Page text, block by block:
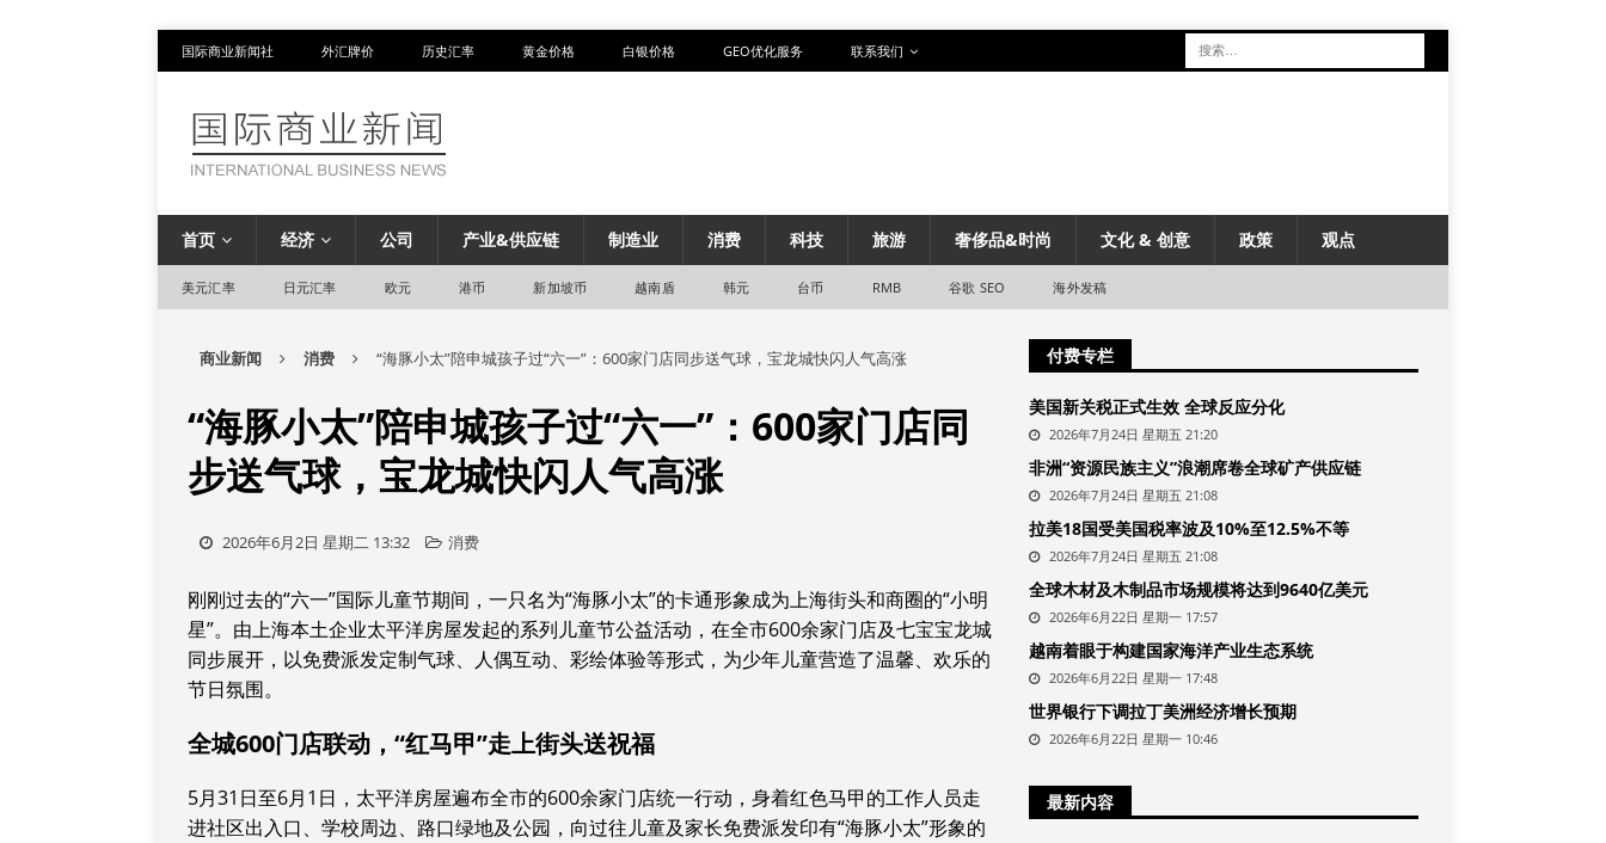
国际商业新闻社 外汇牌价 历史汇率 黄金价格 白银价格 GEO优化服务 联系我们
首页 经济 公司 产业&供应链 制造业 消费 科技 旅游 奢侈品&时尚 文化 & 创意 政策 观点
美元汇率 日元汇率 欧元 港币 新加坡币 越南盾 韩元 台币 RMB 谷歌 SEO 海外发稿
商业新闻 消费 “海豚小太”陪申城孩子过“六一”：600家门店同步送气球，宝龙城快闪人气高涨
“海豚小太”陪申城孩子过“六一”：600家门店同
步送气球，宝龙城快闪人气高涨
2026年6月2日 星期二 13:32 消费
刚刚过去的“六一”国际儿童节期间，一只名为“海豚小太”的卡通形象成为上海街头和商圈的“小明
星”。由上海本土企业太平洋房屋发起的系列儿童节公益活动，在全市600余家门店及七宝宝龙城
同步展开，以免费派发定制气球、人偶互动、彩绘体验等形式，为少年儿童营造了温馨、欢乐的
节日氛围。
全城600门店联动，“红马甲”走上街头送祝福
5月31日至6月1日，太平洋房屋遍布全市的600余家门店统一行动，身着红色马甲的工作人员走
进社区出入口、学校周边、路口绿地及公园，向过往儿童及家长免费派发印有“海豚小太”形象的
付费专栏
美国新关税正式生效 全球反应分化
2026年7月24日 星期五 21:20
非洲“资源民族主义”浪潮席卷全球矿产供应链
2026年7月24日 星期五 21:08
拉美18国受美国税率波及10%至12.5%不等
2026年7月24日 星期五 21:08
全球木材及木制品市场规模将达到9640亿美元
2026年6月22日 星期一 17:57
越南着眼于构建国家海洋产业生态系统
2026年6月22日 星期一 17:48
世界银行下调拉丁美洲经济增长预期
2026年6月22日 星期一 10:46
最新内容